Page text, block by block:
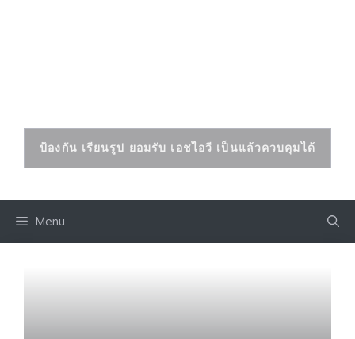
ป้องกัน เรียนรูป ยอมรับ เอชไอวี เป็นแล้วควบคุมได้
Menu